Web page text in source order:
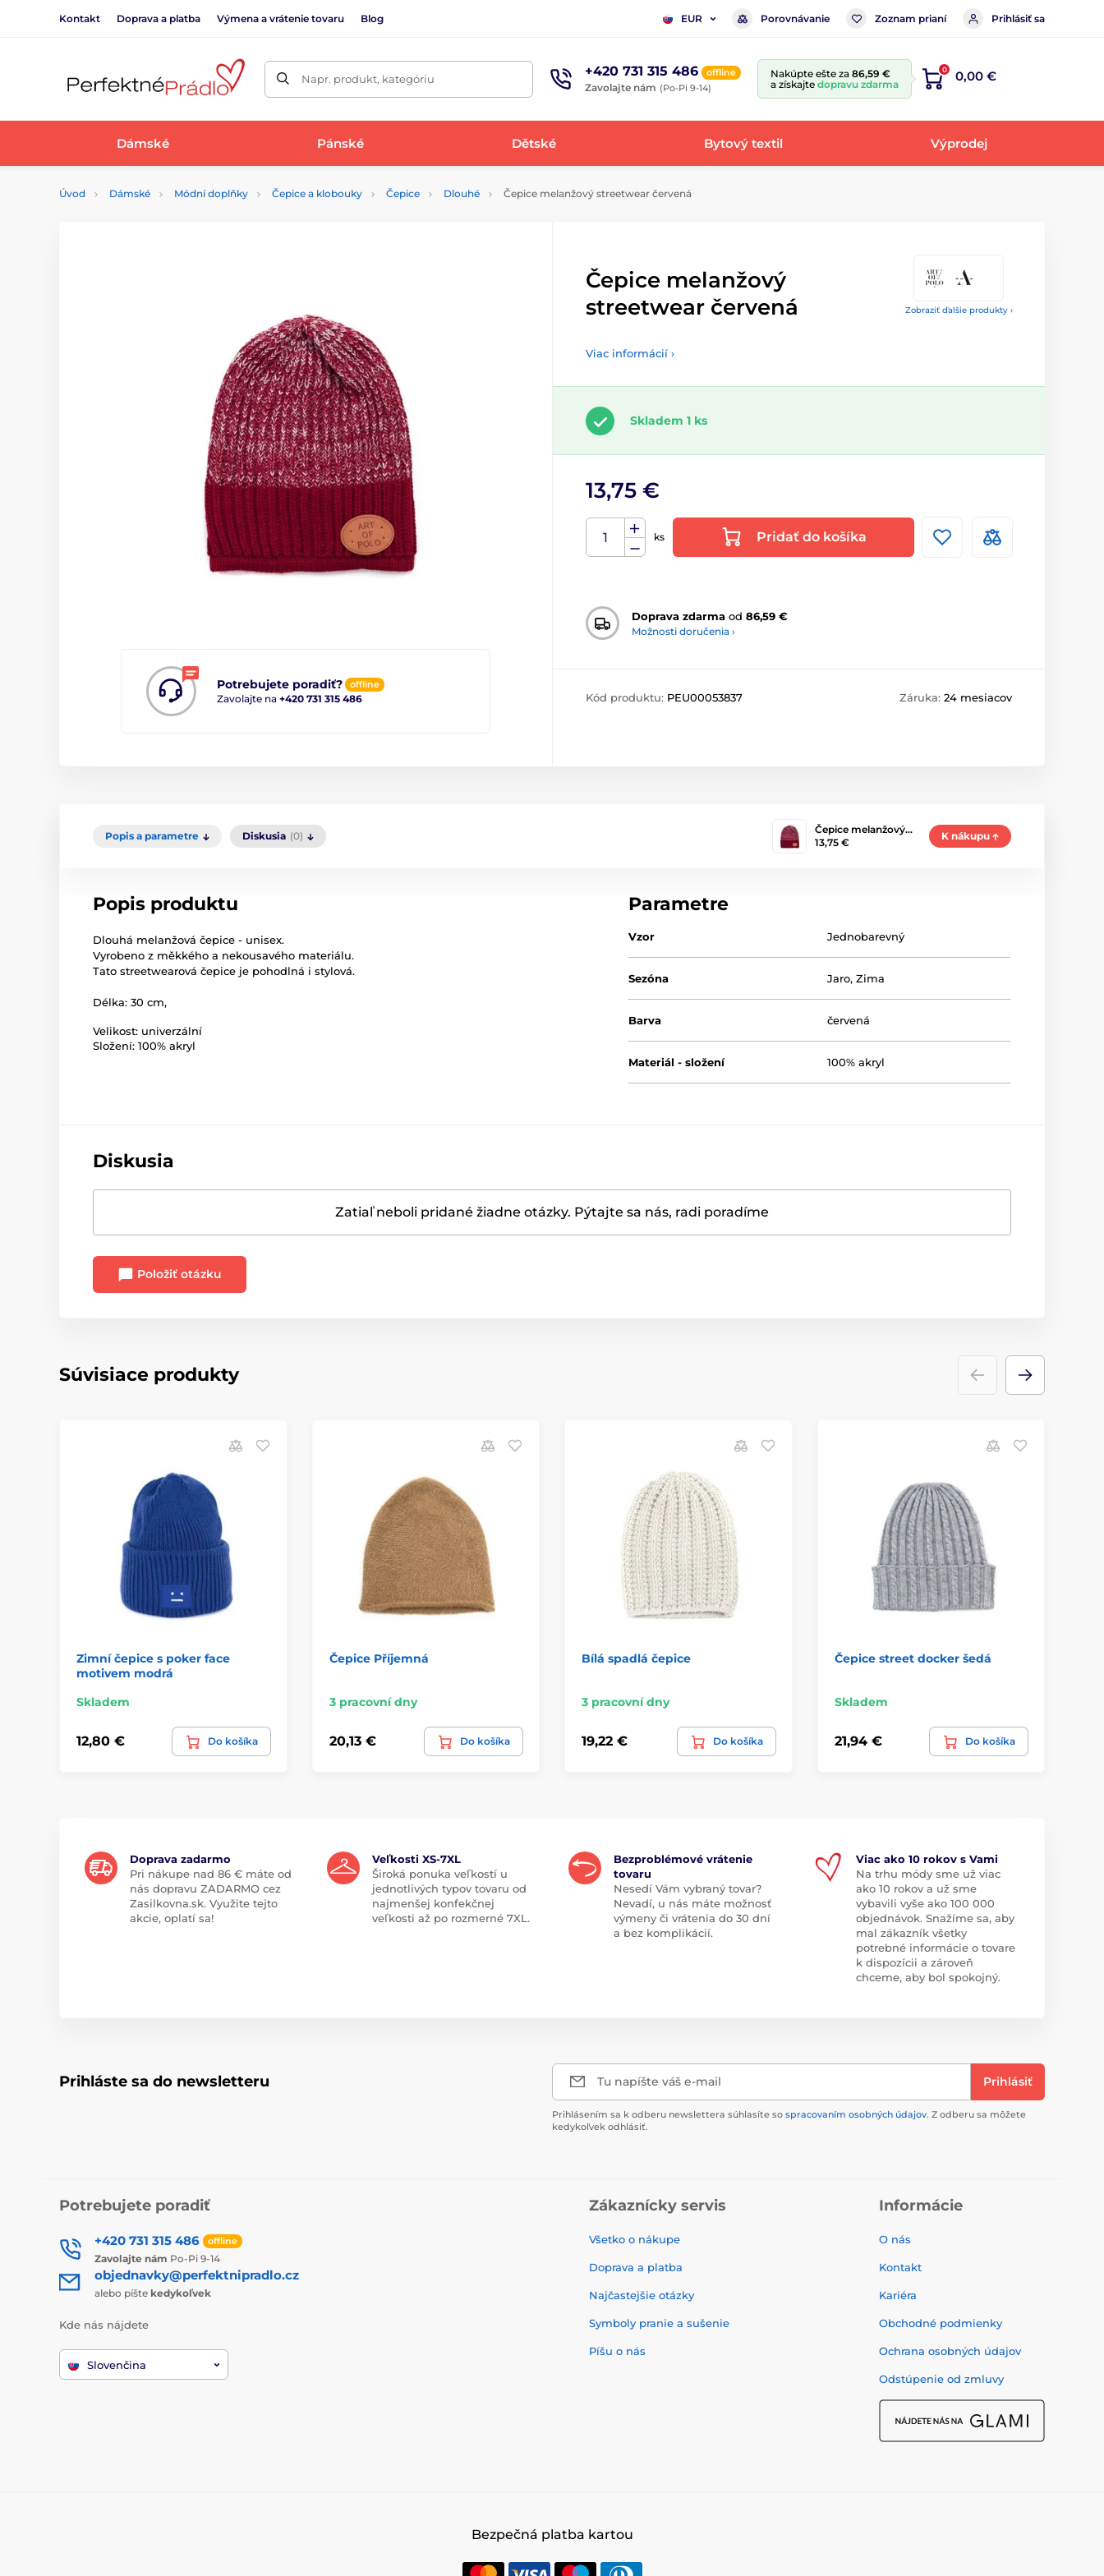
Kontakt Doprava a platba Výmena a vrátenie tovaru Blog EUR Porovnávanie Zoznam prianí Prihlásiť sa
Napr. produkt, kategóriu +420 731 315 486 offline
Zavolajte nám (Po-Pi 9-14)
Nakúpte ešte za 86,59 €
a získajte dopravu zdarma
0 0,00 €
Dámské Pánské Dětské Bytový textil Výprodej
Úvod Dámské Módní doplňky Čepice a klobouky Čepice Dlouhé Čepice melanžový streetwear červená
Zobraziť ďalšie produkty ›
Potrebujete poradiť? offline
Zavolajte na +420 731 315 486
Čepice melanžový
streetwear červená
Viac informácií ›
Skladem 1 ks
13,75 €
ks Pridať do košíka
Doprava zdarma od 86,59 €
Možnosti doručenia ›
Kód produktu: PEU00053837 Záruka: 24 mesiacov
Popis a parametre Diskusia (0)
Čepice melanžový…
13,75 €
K nákupu
Popis produktu
Dlouhá melanžová čepice - unisex.
Vyrobeno z měkkého a nekousavého materiálu.
Tato streetwearová čepice je pohodlná i stylová.
Délka: 30 cm,
Velikost: univerzální
Složení: 100% akryl
Parametre
Vzor Jednobarevný
Sezóna Jaro,Zima
Barva červená
Materiál - složení 100% akryl
Diskusia
Zatiaľ neboli pridané žiadne otázky. Pýtajte sa nás, radi poradíme
Položiť otázku
Súvisiace produkty
Zimní čepice s poker face
motivem modrá
Skladem
12,80 € Do košíka
Čepice Příjemná
3 pracovní dny
20,13 € Do košíka
Bílá spadlá čepice
3 pracovní dny
19,22 € Do košíka
Čepice street docker šedá
Skladem
21,94 € Do košíka
Doprava zadarmo
Pri nákupe nad 86 € máte od
nás dopravu ZADARMO cez
Zasilkovna.sk. Využite tejto
akcie, oplatí sa!
Veľkosti XS-7XL
Široká ponuka veľkostí u
jednotlivých typov tovaru od
najmenšej konfekčnej
veľkosti až po rozmerné 7XL.
Bezproblémové vrátenie
tovaru
Nesedí Vám vybraný tovar?
Nevadí, u nás máte možnosť
výmeny či vrátenia do 30 dní
a bez komplikácií.
Viac ako 10 rokov s Vami
Na trhu módy sme už viac
ako 10 rokov a už sme
vybavili vyše ako 100 000
objednávok. Snažíme sa, aby
mal zákazník všetky
potrebné informácie o tovare
k dispozícii a zároveň
chceme, aby bol spokojný.
Prihláste sa do newsletteru Tu napíšte váš e-mail Prihlásiť
Prihlásením sa k odberu newslettera súhlasíte so spracovaním osobných údajov. Z odberu sa môžete
kedykoľvek odhlásiť.
Potrebujete poradiť
+420 731 315 486 offline
Zavolajte nám Po-Pi 9-14
objednavky@perfektnipradlo.cz
alebo píšte kedykoľvek
Kde nás nájdete
Slovenčina
Zákaznícky servis
Všetko o nákupe
Doprava a platba
Najčastejšie otázky
Symboly pranie a sušenie
Píšu o nás
Informácie
O nás
Kontakt
Kariéra
Obchodné podmienky
Ochrana osobných údajov
Odstúpenie od zmluvy
Bezpečná platba kartou